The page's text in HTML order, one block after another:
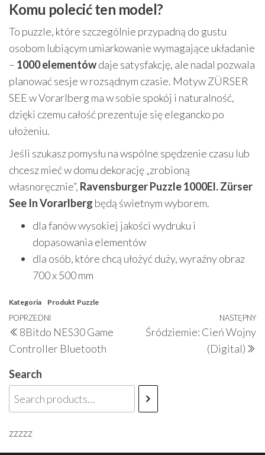
Komu polecić ten model?
To puzzle, które szczególnie przypadną do gustu
osobom lubiącym umiarkowanie wymagające układanie
– 1000 elementówdaje satysfakcję, ale nadal pozwala
planować sesje w rozsądnym czasie. Motyw ZÜRSER
SEE w Vorarlberg ma w sobie spokój i naturalność,
dzięki czemu całość prezentuje się elegancko po
ułożeniu.
Jeśli szukasz pomysłu na wspólne spędzenie czasu lub
chcesz mieć w domu dekorację „zrobioną
własnoręcznie”, Ravensburger Puzzle 1000El. Zürser
See In Vorarlberg będą świetnym wyborem.
dla fanów wysokiej jakości wydruku i
dopasowania elementów
dla osób, które chcą ułożyć duży, wyraźny obraz
700 x 500 mm
Kategoria Produkt Puzzle
Nawigacja
wpisu
Poprzedni
wpis
POPRZEDNI
8Bitdo NES30 Game
Controller Bluetooth
NASTĘPNY
Śródziemie: Cień Wojny
(Digital)
Search
zzzzz